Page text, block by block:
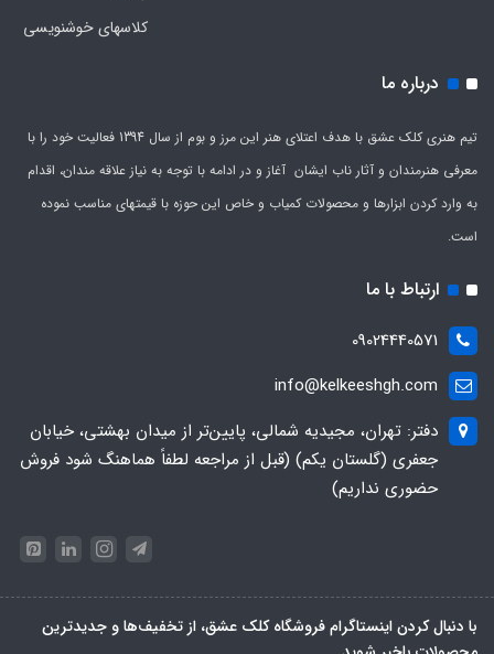
کلاسهای خوشنویسی
درباره ما
تیم هنری کلک عشق با هدف اعتلای هنر این مرز و بوم از سال 1394 فعالیت خود را با
معرفی هنرمندان و آثار ناب ایشان آغاز و در ادامه با توجه به نیاز علاقه مندان، اقدام
به وارد کردن ابزارها و محصولات کمیاب و خاص این حوزه با قیمتهای مناسب نموده
است.
ارتباط با ما
09024440571
info@kelkeeshgh.com
دفتر: تهران، مجیدیه شمالی، پایین‌تر از میدان بهشتی، خیابان
جعفری (گلستان یکم) (قبل از مراجعه لطفاً هماهنگ شود فروش
حضوری نداریم)
با دنبال کردن اینستاگرام فروشگاه کلک عشق، از تخفیف‌ها و جدیدترین‌